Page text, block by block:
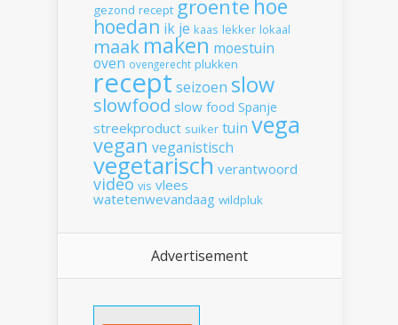
gezond recept groente hoe
hoedan ik je kaas lekker lokaal
maak maken moestuin
oven ovengerecht plukken
recept seizoen slow
slowfood slow food Spanje
streekproduct suiker tuin vega
vegan veganistisch
vegetarisch verantwoord
video vis vlees
watetenwevandaag wildpluk
Advertisement